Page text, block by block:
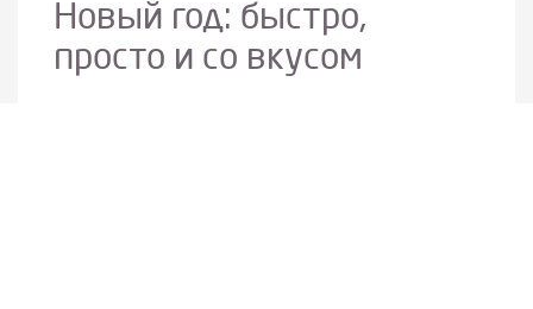
Новый год: быстро,
просто и со вкусом